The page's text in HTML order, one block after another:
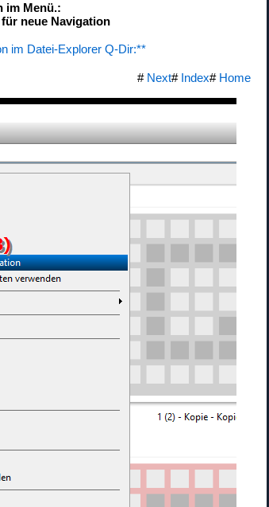
im Menü.:
neue Navigation
im Datei-Explorer Q-Dir:**
# Next# Index# Home